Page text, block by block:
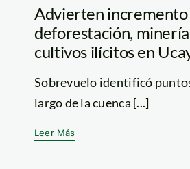
Advierten incremento
deforestación,
cultivos ilícitos en
Sobrevuelo identificó
largo de la cuenca [...]
Leer Más